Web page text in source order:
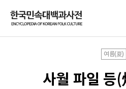
여름(夏)
사월 파일 등